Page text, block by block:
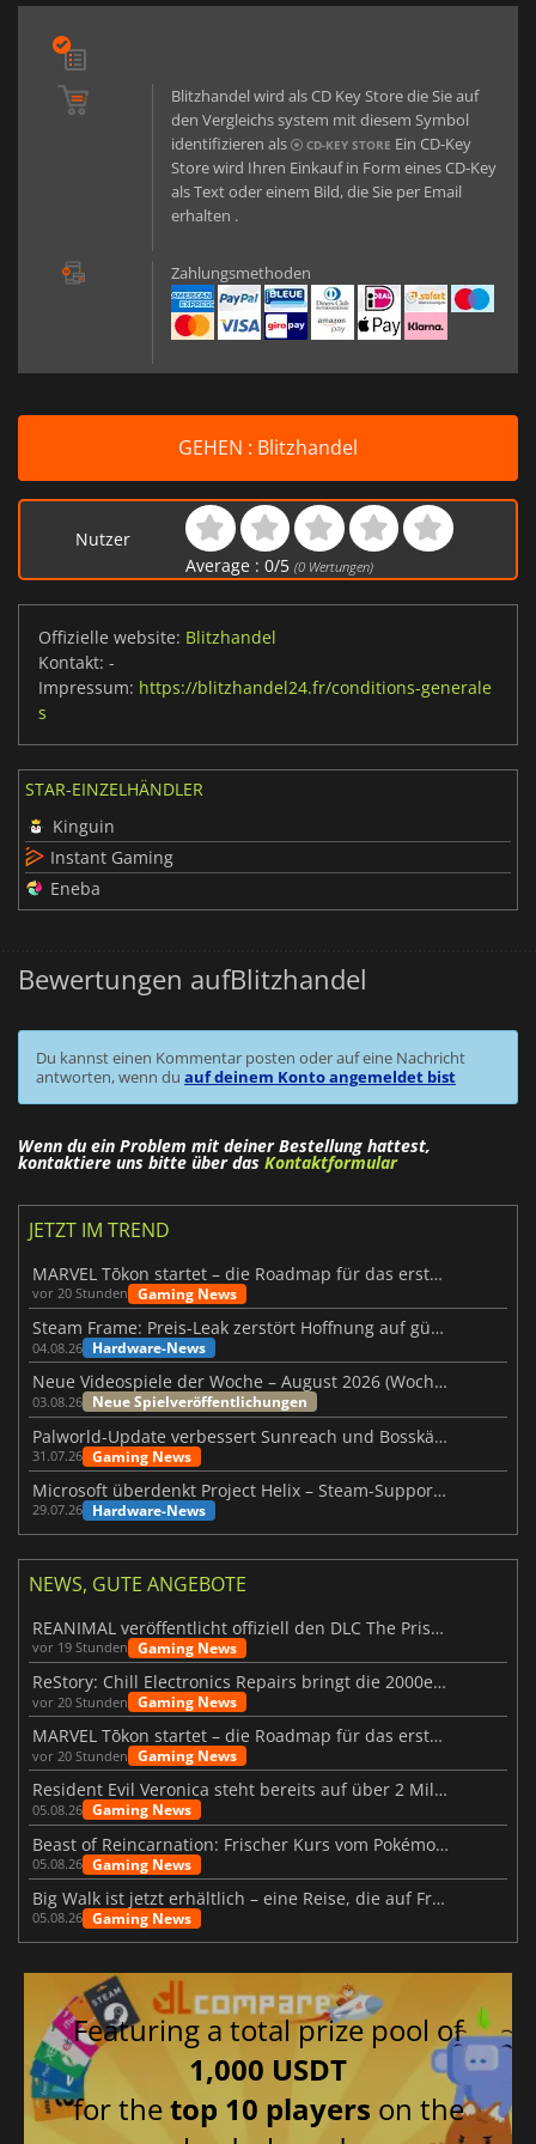
Blitzhandel wird als CD Key Store die Sie auf
den Vergleichs system mit diesem Symbol
identifizieren als
CD-KEY STORE Ein CD-Key
Store wird Ihren Einkauf in Form eines CD-Key
als Text oder einem Bild, die Sie per Email
erhalten .
Zahlungsmethoden
GEHEN : Blitzhandel
Nutzer
Average : 0/5 (0Wertungen)
Offizielle website: Blitzhandel
Kontakt: -
Impressum: https://blitzhandel24.fr/conditions-generale
s
STAR-EINZELHÄNDLER
Kinguin
Instant Gaming
Eneba
Bewertungen aufBlitzhandel
Du kannst einen Kommentar posten oder auf eine Nachricht
antworten, wenn du auf deinem Konto angemeldet bist
Wenn du ein Problem mit deiner Bestellung hattest,
kontaktiere uns bitte über das Kontaktformular
JETZT IM TREND
MARVEL Tōkon startet – die Roadmap für das erste Jahr wurde vorgestellt
vor 20 Stunden Gaming News
Steam Frame: Preis-Leak zerstört Hoffnung auf günstiges VR-Headset
04.08.26 Hardware-News
Neue Videospiele der Woche – August 2026 (Woche 32)
03.08.26 Neue Spielveröffentlichungen
Palworld-Update verbessert Sunreach und Bosskämpfe deutlich
31.07.26 Gaming News
Microsoft überdenkt Project Helix – Steam-Support gefährdet
29.07.26 Hardware-News
NEWS, GUTE ANGEBOTE
REANIMAL veröffentlicht offiziell den DLC The Prisoner
vor 19 Stunden Gaming News
ReStory: Chill Electronics Repairs bringt die 2000er zurück
vor 20 Stunden Gaming News
MARVEL Tōkon startet – die Roadmap für das erste Jahr wurde vorgestellt
vor 20 Stunden Gaming News
Resident Evil Veronica steht bereits auf über 2 Millionen Wunschlisten
05.08.26 Gaming News
Beast of Reincarnation: Frischer Kurs vom Pokémon-Studio
05.08.26 Gaming News
Big Walk ist jetzt erhältlich – eine Reise, die auf Freundschaft basiert
05.08.26 Gaming News
Featuring a total prize pool of
1,000 USDT
for thetop 10 players on the